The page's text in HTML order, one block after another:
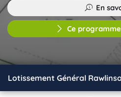
En
Ce
Lotissement Général